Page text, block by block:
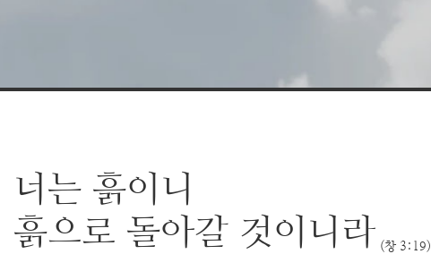
너는 흙이니
흙으로 돌아갈 것이니라 (창 3:19)